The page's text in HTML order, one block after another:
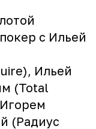
с Ильей
Ильей
(Total
(Радиус